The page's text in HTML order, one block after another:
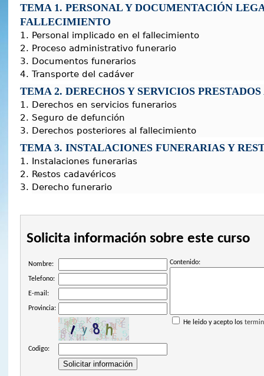
TEMA 1. PERSONAL Y DOCUMENTACIÓN
FALLECIMIENTO
Personal implicado en el fallecimiento
Proceso administrativo funerario
Documentos funerarios
Transporte del cadáver
TEMA 2. DERECHOS Y SERVICIOS
Derechos en servicios funerarios
Seguro de defunción
Derechos posteriores al fallecimiento
TEMA 3. INSTALACIONES FUNERARIAS Y
Instalaciones funerarias
Restos cadavéricos
Derecho funerario
Solicita información sobre este curso
Nombre: Contenido:
He leido y acepto los
Telefono:
E-mail:
Provincia:
Codigo: